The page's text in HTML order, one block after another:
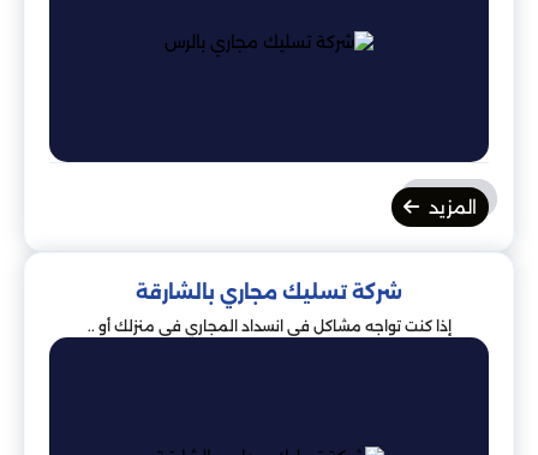
المزيد
شركة تسليك مجاري بالشارقة
إذا كنت تواجه مشاكل في انسداد المجاري في منزلك أو ..